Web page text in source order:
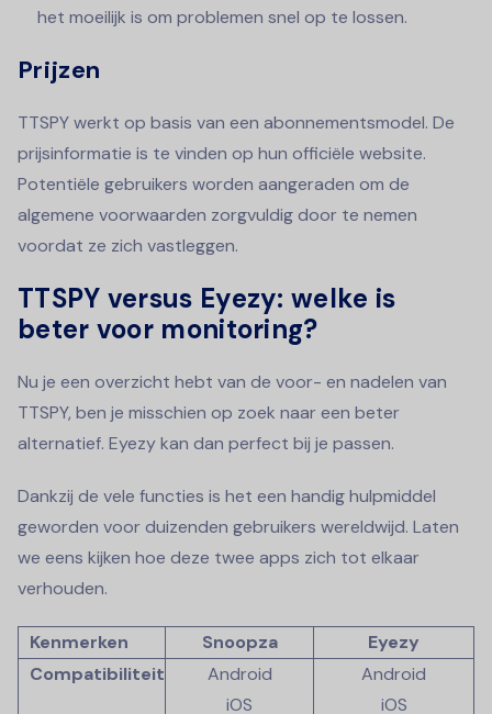
het moeilijk is om problemen snel op te lossen.
Prijzen
TTSPY werkt op basis van een abonnementsmodel. De
prijsinformatie is te vinden op hun officiële website.
Potentiële gebruikers worden aangeraden om de
algemene voorwaarden zorgvuldig door te nemen
voordat ze zich vastleggen.
TTSPY versus Eyezy: welke is
beter voor monitoring?
Nu je een overzicht hebt van de voor- en nadelen van
TTSPY, ben je misschien op zoek naar een beter
alternatief. Eyezy kan dan perfect bij je passen.
Dankzij de vele functies is het een handig hulpmiddel
geworden voor duizenden gebruikers wereldwijd. Laten
we eens kijken hoe deze twee apps zich tot elkaar
verhouden.
Kenmerken Snoopza
Eyezy
Compatibiliteit
Android
iOS
Android
iOS